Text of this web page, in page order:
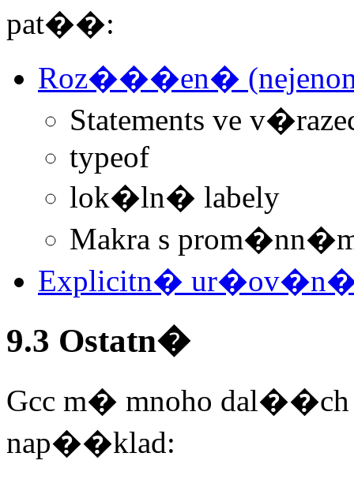
pat��:
Roz���en�
Statements ve
typeof
lok�ln� labely
Makra s
Explicitn�
9.3 Ostatn�
Gcc m� mnoho
nap��klad: